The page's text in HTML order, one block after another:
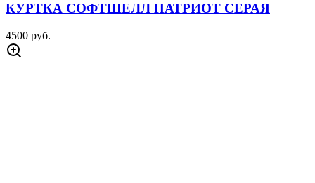
КУРТКА СОФТШЕЛЛ ПАТРИОТ СЕРАЯ
4500 руб.